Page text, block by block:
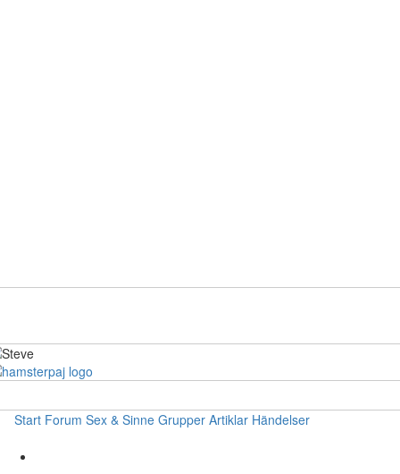
Start Forum Sex & Sinne Grupper Artiklar Händelser